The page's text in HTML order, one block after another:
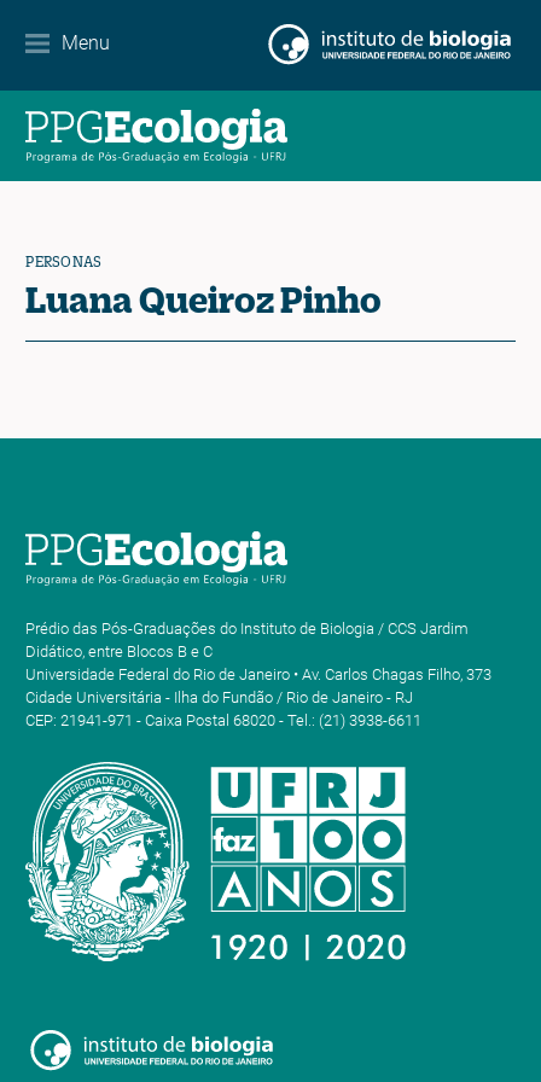
Menu
EN ES PT
PERSONAS
Luana Queiroz Pinho
Prédio das Pós-Graduações do Instituto de Biologia / CCS Jardim
Didático, entre Blocos B e C
Universidade Federal do Rio de Janeiro • Av. Carlos Chagas Filho, 373
Cidade Universitária - Ilha do Fundão / Rio de Janeiro - RJ
CEP: 21941-971 - Caixa Postal 68020 - Tel.: (21) 3938-6611